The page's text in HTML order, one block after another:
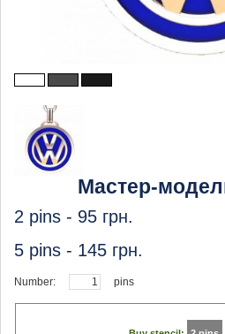
Мастер-
2 pins - 95 грн.
5 pins - 145 грн.
Number: pins